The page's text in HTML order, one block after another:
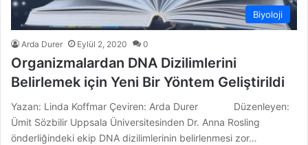
Biyoloji
Arda Durer Eylül 2, 2020 0
Organizmalardan DNA Dizilimlerini
Belirlemek için Yeni Bir Yöntem Geliştirildi
Yazan: Linda Koffmar Çeviren: Arda Durer Düzenleyen:
Ümit Sözbilir Uppsala Üniversitesinden Dr. Anna Rosling
önderliğindeki ekip DNA dizilimlerinin belirlenmesi zor…